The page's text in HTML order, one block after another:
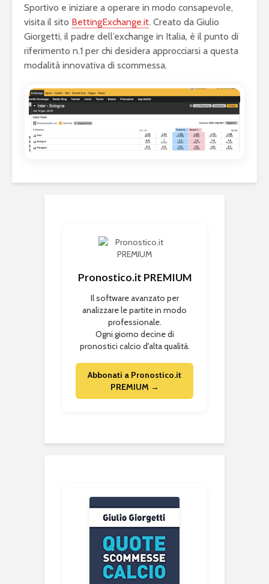
Sportivo e iniziare a operare in modo consapevole,
visita il sito BettingExchange.it. Creato da Giulio
Giorgetti, il padre dell’exchange in Italia, è il punto di
riferimento n.1 per chi desidera approcciarsi a questa
modalità innovativa di scommessa.
Pronostico.it PREMIUM
Il software avanzato per
analizzare le partite in modo
professionale.
Ogni giorno decine di
pronostici calcio d'alta qualità.
Abbonati a Pronostico.it
PREMIUM →